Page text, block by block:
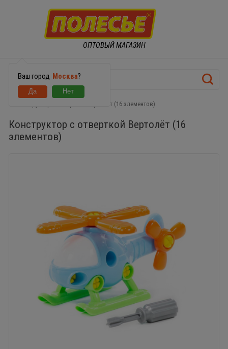
ОПТОВЫЙ МАГАЗИН
Ваш город Москва?
Конструктор с отверткой Вертолёт (16 элементов)
Конструктор с отверткой Вертолёт (16
элементов)